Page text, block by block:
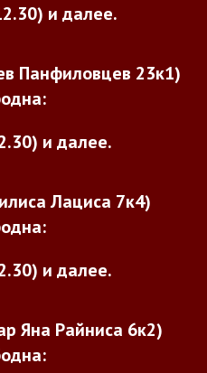
и далее.
Панфиловцев 23к1)
и далее.
Лациса 7к4)
и далее.
Яна Райниса 6к2)